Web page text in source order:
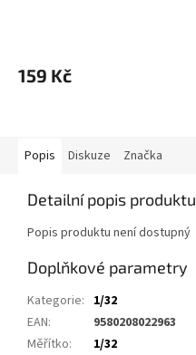
159 Kč
Popis Diskuze Značka
Detailní popis produktu
Popis produktu není dostupný
Doplňkové parametry
Kategorie: 1/32
EAN:
9580208022963
Měřítko:
1/32